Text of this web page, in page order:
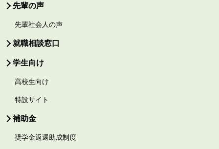
先輩の声
先輩社会人の声
就職相談窓口
学生向け
高校生向け
特設サイト
補助金
奨学金返還助成制度